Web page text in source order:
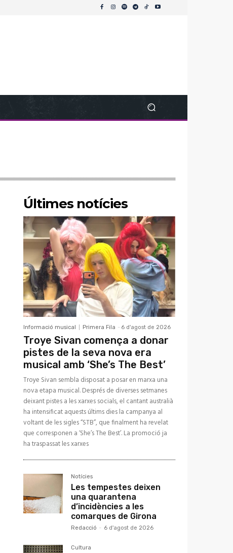
Últimes notícies
Informació musical Primera Fila - 6 d'agost de 2026
Troye Sivan comença a donar
pistes de la seva nova era
musical amb ‘She’s The Best’
Troye Sivan sembla disposat a posar en marxa una
nova etapa musical. Després de diverses setmanes
deixant pistes a les xarxes socials, el cantant australià
ha intensificat aquests últims dies la campanya al
voltant de les sigles “STB”, que finalment ha revelat
que corresponen a ‘She’s The Best’. La promoció ja
ha traspassat les xarxes
Notícies
Les tempestes deixen
una quarantena
d’incidències a les
comarques de Girona
Redacció - 6 d'agost de 2026
Cultura